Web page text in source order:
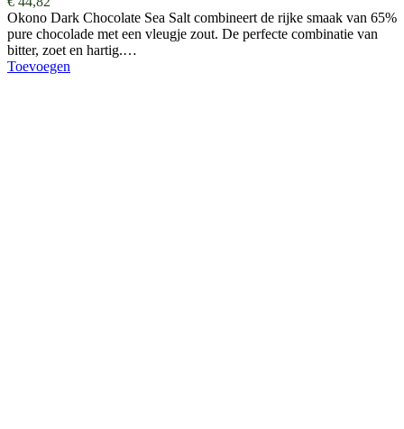
Okono Dark Chocolate Sea Salt combineert de rijke smaak van 65%
pure chocolade met een vleugje zout. De perfecte combinatie van
bitter, zoet en hartig.…
Toevoegen